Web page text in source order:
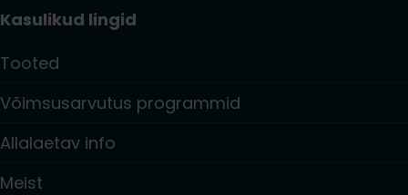
Kasulikud lingid
Tooted
Võimsusarvutus programmid
Allalaetav info
Meist